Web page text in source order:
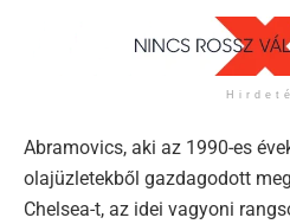
Abramovics, aki az 1990-es
olajüzletekből gazdagodott
Chelsea-t, az idei vagyoni